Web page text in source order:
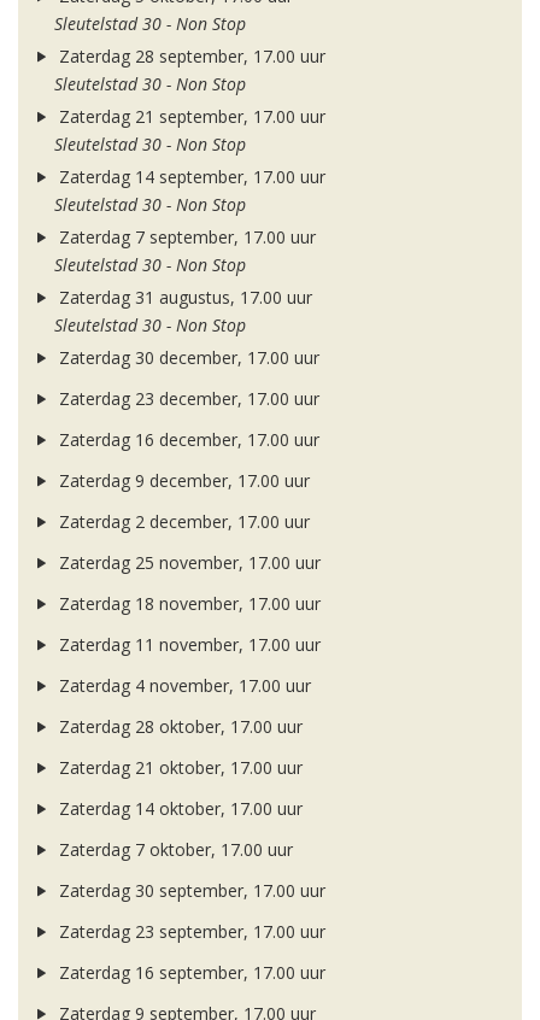
Sleutelstad 30 - Non Stop
Zaterdag 28 september, 17.00 uur
Sleutelstad 30 - Non Stop
Zaterdag 21 september, 17.00 uur
Sleutelstad 30 - Non Stop
Zaterdag 14 september, 17.00 uur
Sleutelstad 30 - Non Stop
Zaterdag 7 september, 17.00 uur
Sleutelstad 30 - Non Stop
Zaterdag 31 augustus, 17.00 uur
Sleutelstad 30 - Non Stop
Zaterdag 30 december, 17.00 uur
Zaterdag 23 december, 17.00 uur
Zaterdag 16 december, 17.00 uur
Zaterdag 9 december, 17.00 uur
Zaterdag 2 december, 17.00 uur
Zaterdag 25 november, 17.00 uur
Zaterdag 18 november, 17.00 uur
Zaterdag 11 november, 17.00 uur
Zaterdag 4 november, 17.00 uur
Zaterdag 28 oktober, 17.00 uur
Zaterdag 21 oktober, 17.00 uur
Zaterdag 14 oktober, 17.00 uur
Zaterdag 7 oktober, 17.00 uur
Zaterdag 30 september, 17.00 uur
Zaterdag 23 september, 17.00 uur
Zaterdag 16 september, 17.00 uur
Zaterdag 9 september, 17.00 uur